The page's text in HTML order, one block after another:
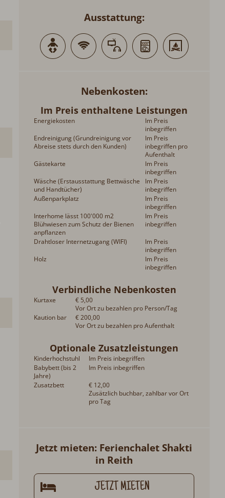
Ausstattung:
Nebenkosten
Im Preis enthaltene Leistungen
Energiekosten
Im Preis
inbegriffen
Endreinigung (Grundreinigung vor
Abreise stets durch den Kunden)
Im Preis
inbegriffen pro
Aufenthalt
Gästekarte
Im Preis
inbegriffen
Wäsche (Erstausstattung Bettwäsche
und Handtücher)
Im Preis
inbegriffen
Außenparkplatz
Im Preis
inbegriffen
Interhome lässt 100'000 m2
Blühwiesen zum Schutz der Bienen
anpflanzen
Im Preis
inbegriffen
Drahtloser Internetzugang (WIFI)
Im Preis
inbegriffen
Holz
Im Preis
inbegriffen
Verbindliche Nebenkosten
Kurtaxe
€ 5,00
Vor Ort zu bezahlen pro Person/Tag
Kaution bar
€ 200,00
Vor Ort zu bezahlen pro Aufenthalt
Optionale Zusatzleistungen
Kinderhochstuhl
Im Preis inbegriffen
Babybett (bis 2
Jahre)
Im Preis inbegriffen
Zusatzbett
€ 12,00
Zusätzlich buchbar, zahlbar vor Ort
pro Tag
Jetzt mieten: Ferienchalet Shakti
in Reith
JETZT MIETEN